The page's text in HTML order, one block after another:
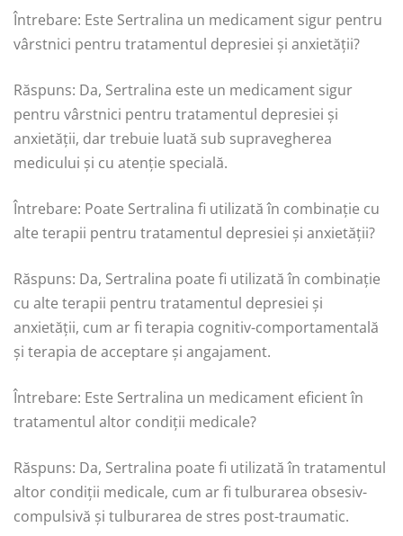
Întrebare: Este Sertralina un medicament sigur pentru
vârstnici pentru tratamentul depresiei și anxietății?
Răspuns: Da, Sertralina este un medicament sigur
pentru vârstnici pentru tratamentul depresiei și
anxietății, dar trebuie luată sub supravegherea
medicului și cu atenție specială.
Întrebare: Poate Sertralina fi utilizată în combinație cu
alte terapii pentru tratamentul depresiei și anxietății?
Răspuns: Da, Sertralina poate fi utilizată în combinație
cu alte terapii pentru tratamentul depresiei și
anxietății, cum ar fi terapia cognitiv-comportamentală
și terapia de acceptare și angajament.
Întrebare: Este Sertralina un medicament eficient în
tratamentul altor condiții medicale?
Răspuns: Da, Sertralina poate fi utilizată în tratamentul
altor condiții medicale, cum ar fi tulburarea obsesiv-
compulsivă și tulburarea de stres post-traumatic.